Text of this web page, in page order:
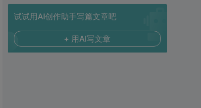
试试用AI创作助手写篇文章吧
+ 用AI写文章